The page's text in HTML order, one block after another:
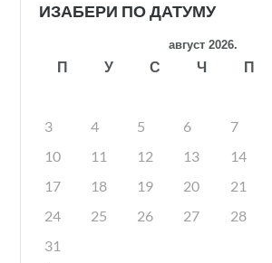
ИЗАБЕРИ ПО ДАТУМУ
август 2026.
П У С Ч П
3
4 5 6 7
10
11 12 13 14
17
18 19 20 21
24
25 26 27 28
31